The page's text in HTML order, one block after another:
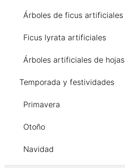
Árboles de ficus artificiales
Ficus lyrata artificiales
Árboles artificiales de hojas
Temporada y festividades
Primavera
Otoño
Navidad